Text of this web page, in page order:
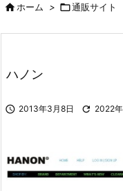
ホーム > 通販サイト
ハノン
 2013年3月8日  2022